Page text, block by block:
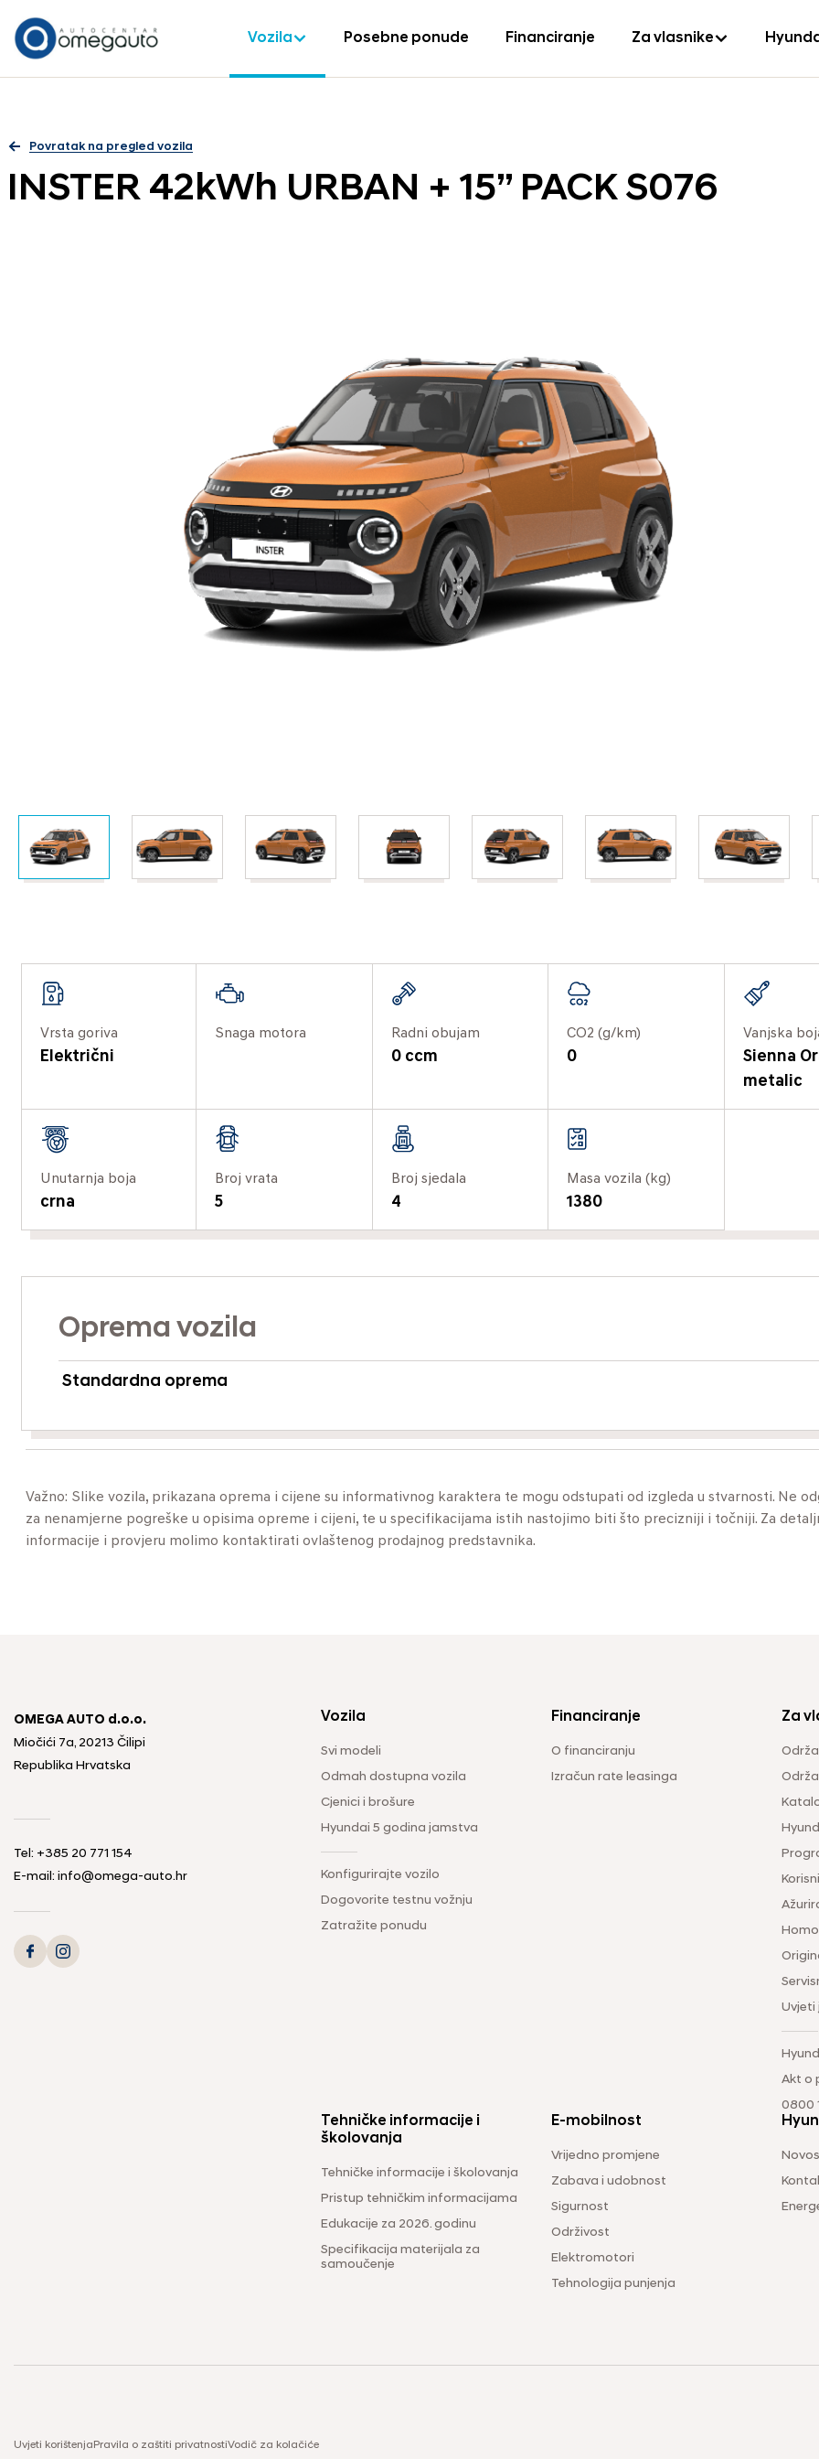
Vozila Posebne ponude Financiranje Za vlasnike
Povratak na pregled vozila
INSTER 42kWh URBAN + 15” PACK S076
Vrsta goriva
Električni
Snaga motora Radni obujam
0 ccm
CO2 (g/km)
0
Vanjska
Sienna
metalic
Unutarnja boja
crna
Broj vrata
5
Broj sjedala
4
Masa vozila (kg)
1380
Oprema vozila
Standardna oprema
Važno: Slike vozila, prikazana oprema i cijene su informativnog karaktera te mogu odstupati od izgleda u stvarnosti. Ne
za nenamjerne pogreške u opisima opreme i cijeni, te u specifikacijama istih nastojimo biti što precizniji i točniji. Za
informacije i provjeru molimo kontaktirati ovlaštenog prodajnog predstavnika.
OMEGA AUTO d.o.o.
Miočići 7a, 20213 Čilipi
Republika Hrvatska
Tel: +385 20 771 154
E-mail: info@omega-auto.hr
Vozila
Svi modeli
Odmah dostupna vozila
Cjenici i brošure
Hyundai 5 godina jamstva
Konfigurirajte vozilo
Dogovorite testnu vožnju
Zatražite ponudu
Financiranje
O financiranju
Izračun rate leasinga
Za
Uvjeti
Akt o
0800
Tehničke informacije i
školovanja
Tehničke informacije i školovanja
Pristup tehničkim informacijama
Edukacije za 2026. godinu
Specifikacija materijala za
samoučenje
E-mobilnost
Vrijedno promjene
Zabava i udobnost
Sigurnost
Održivost
Elektromotori
Tehnologija punjenja
Uvjeti korištenja Pravila o zaštiti privatnostiVodič za kolačiće